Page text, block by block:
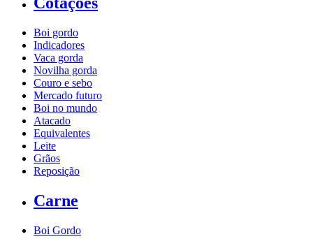
Boi gordo
Indicadores
Vaca gorda
Novilha gorda
Couro e sebo
Mercado futuro
Boi no mundo
Atacado
Equivalentes
Leite
Grãos
Reposição
Carne
Boi Gordo